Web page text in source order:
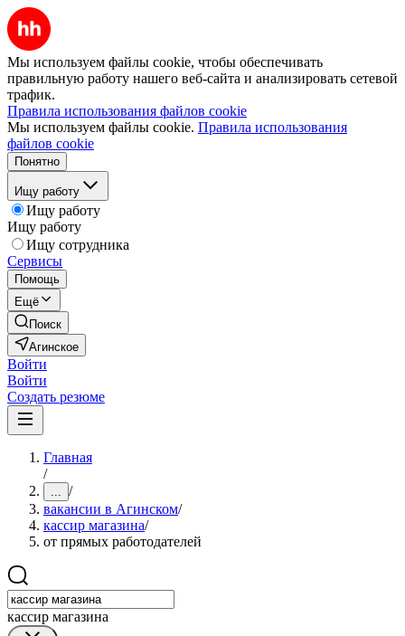
Мы используем файлы cookie, чтобы обеспечивать
правильную работу нашего веб-сайта и анализировать сетевой
трафик.
Правила использования файлов cookie
Мы используем файлы cookie. Правила использования
файлов cookie
Понятно
Ищу работу
Ищу работу
Ищу работу
Ищу сотрудника
Сервисы
Помощь
Ещё
Поиск
Агинское
Войти
Войти
Создать резюме
Главная
/
... /
вакансии в Агинском/
кассир магазина/
от прямых работодателей
кассир магазина